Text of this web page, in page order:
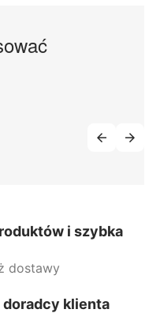
i szybka
dostawy
klienta